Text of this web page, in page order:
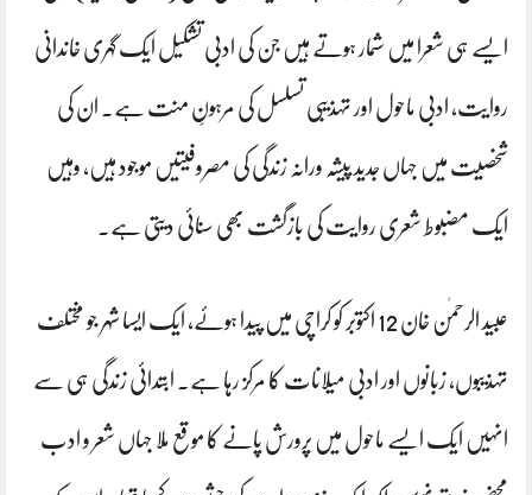
ایسے ہی شعرا میں شمار ہوتے ہیں جن کی ادبی تشکیل ایک گہری خاندانی
روایت، ادبی ماحول اور تہذیبی تسلسل کی مرہونِ منت ہے۔ ان کی
شخصیت میں جہاں جدید پیشہ ورانہ زندگی کی مصروفیتیں موجود ہیں، وہیں
ایک مضبوط شعری روایت کی بازگشت بھی سنائی دیتی ہے۔
عبید الرحمٰن خان 12 اکتوبر کو کراچی میں پیدا ہوئے، ایک ایسا شہر جو مختلف
تہذیبوں، زبانوں اور ادبی میلانات کا مرکز رہا ہے۔ ابتدائی زندگی ہی سے
انہیں ایک ایسے ماحول میں پرورش پانے کا موقع ملا جہاں شعر و ادب